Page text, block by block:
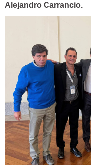
Alejandro Carrancio.